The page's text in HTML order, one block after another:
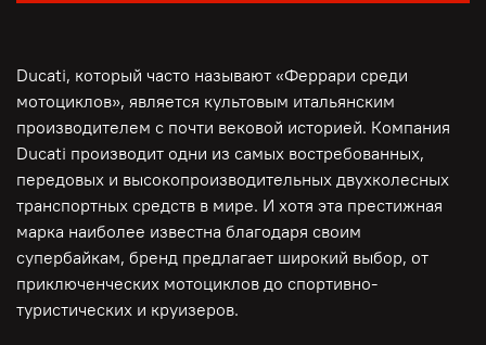
Ducati, который часто называют «Феррари среди
мотоциклов», является культовым итальянским
производителем с почти вековой историей. Компания
Ducati производит одни из самых востребованных,
передовых и высокопроизводительных двухколесных
транспортных средств в мире. И хотя эта престижная
марка наиболее известна благодаря своим
супербайкам, бренд предлагает широкий выбор, от
приключенческих мотоциклов до спортивно-
туристических и круизеров.